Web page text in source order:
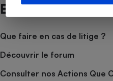
Et aussi
Que faire en cas de litige ?
Découvrir le forum
Consulter nos Actions Que